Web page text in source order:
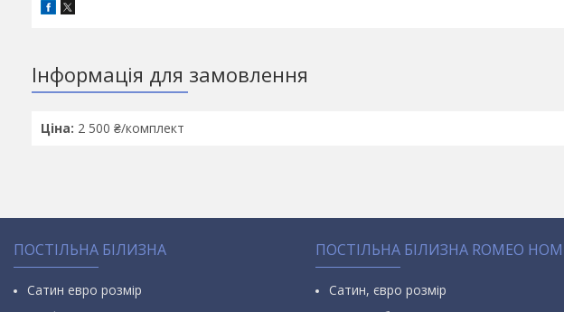
Інформація для замовлення
Ціна: 2 500 ₴/комплект
ПОСТІЛЬНА БІЛИЗНА
Сатин евро розмір
ПОСТІЛЬНА БІЛИЗНА ROMEO
Сатин, євро розмір